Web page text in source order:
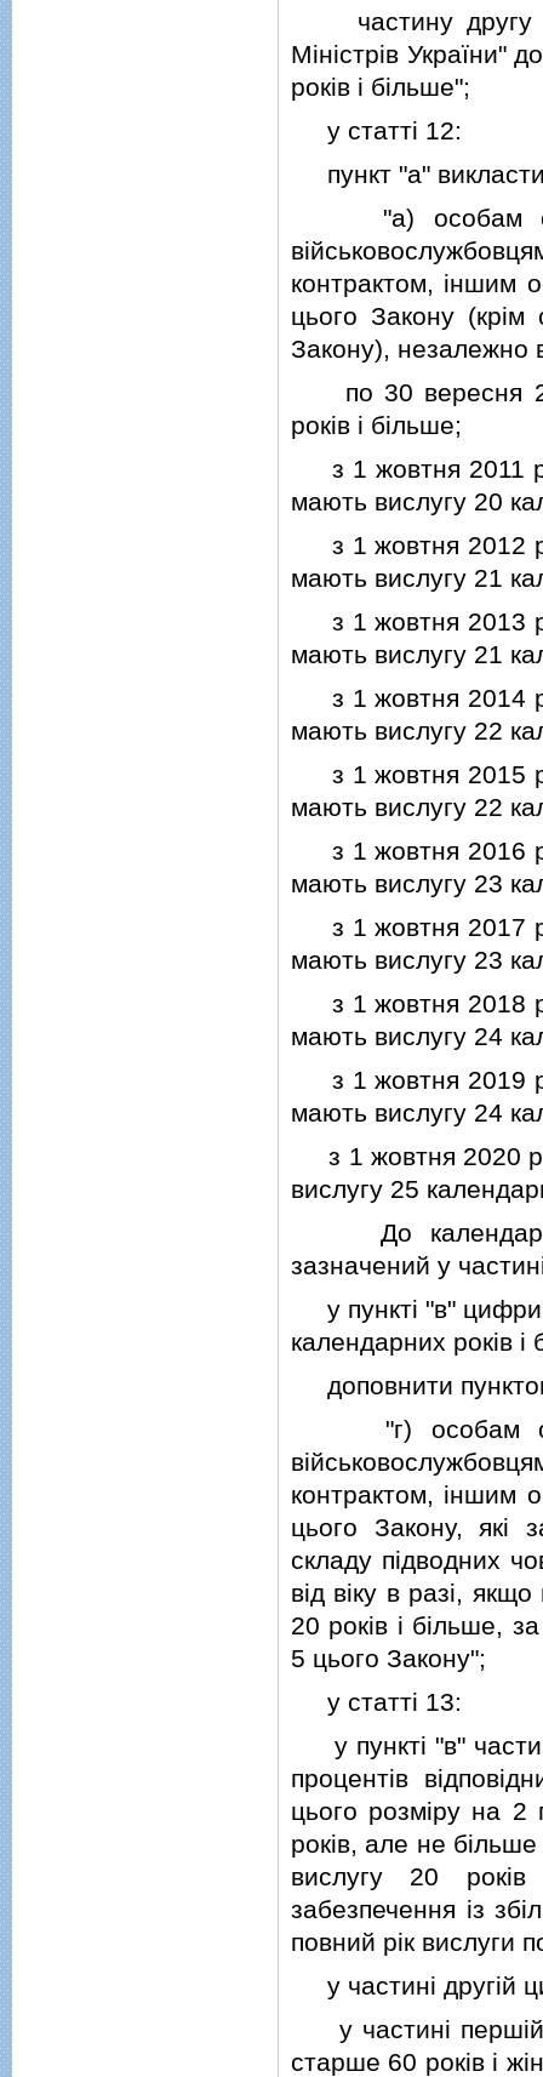
частину другу
Мiнiстрiв України"
рокiв i бiльше";
у статтi 12:
пункт "а"
"а) особам
контрактом, iншим
цього Закону (крiм
Закону), незалежно
по 30 вересня
рокiв i бiльше;
з 1 жовтня 2011
мають вислугу 20
з 1 жовтня 2012
мають вислугу 21
з 1 жовтня 2013
мають вислугу 21
з 1 жовтня 2014
мають вислугу 22
з 1 жовтня 2015
мають вислугу 22
з 1 жовтня 2016
мають вислугу 23
з 1 жовтня 2017
мають вислугу 23
з 1 жовтня 2018
мають вислугу 24
з 1 жовтня 2019
мають вислугу 24
з 1 жовтня 2020
вислугу 25
До календарної
зазначений у
у пунктi "в" цифри
календарних рокiв i
доповнити
"г) особам
контрактом, iншим
цього Закону, якi
складу пiдводних
вiд вiку в разi,
20 рокiв i бiльше, за
5 цього Закону";
у статтi 13:
у пунктi "в"
процентiв
цього розмiру на 2
рокiв, але не
вислугу 20
забезпечення iз
повний рiк вислуги
у частинi другiй
у частинi першiй
старше 60 рокiв i